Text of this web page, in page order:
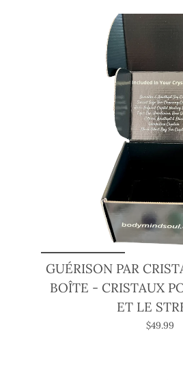
GUÉRISON PAR
BOÎTE - CRISTAUX
ET LE
$49.99